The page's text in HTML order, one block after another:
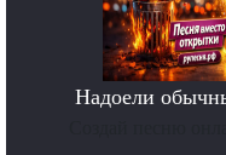
Надоели